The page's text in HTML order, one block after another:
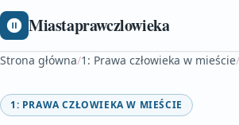
Miastaprawczlowieka
Strona główna/1: Prawa człowieka w mieście/
1: PRAWA CZŁOWIEKA W MIEŚCIE